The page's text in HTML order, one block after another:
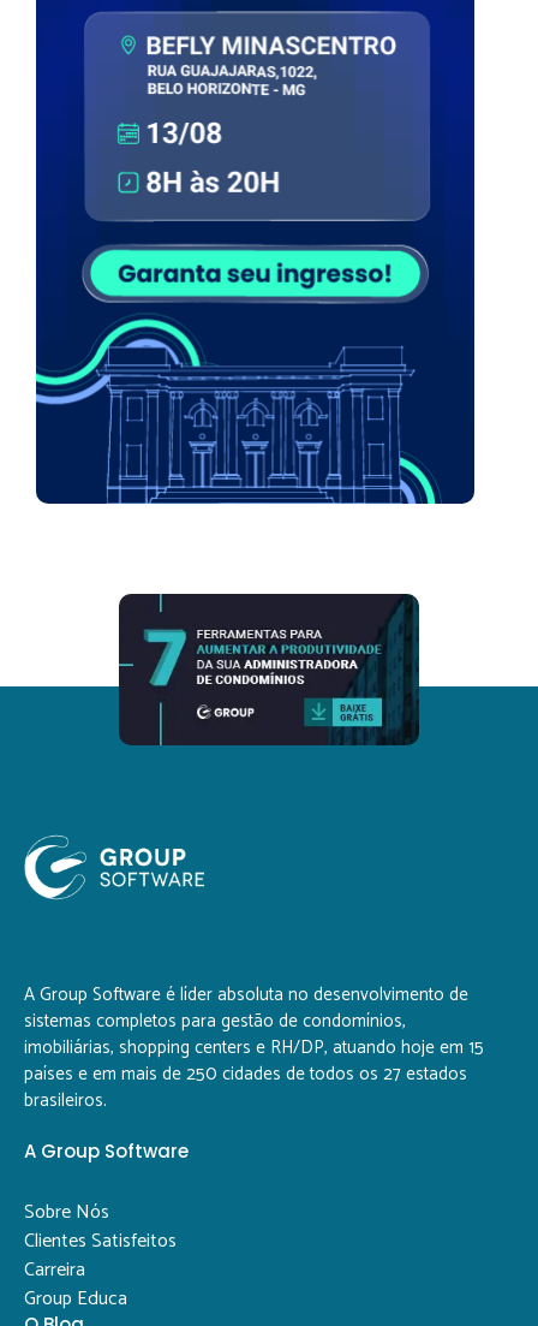
A Group Software é líder absoluta no desenvolvimento de
sistemas completos para gestão de condomínios,
imobiliárias, shopping centers e RH/DP, atuando hoje em 15
países e em mais de 250 cidades de todos os 27 estados
brasileiros.
A Group Software
Sobre Nós
Clientes Satisfeitos
Carreira
Group Educa